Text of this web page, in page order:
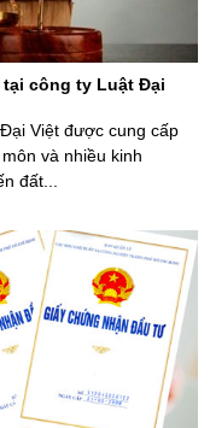
công ty Luật Đại
Việt được cung cấp
và nhiều kinh
đất...